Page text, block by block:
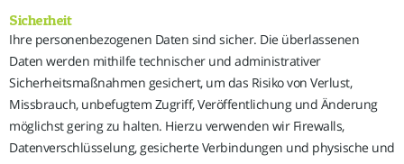
Sicherheit
Ihre personenbezogenen Daten sind sicher. Die überlassenen
Daten werden mithilfe technischer und administrativer
Sicherheitsmaßnahmen gesichert, um das Risiko von Verlust,
Missbrauch, unbefugtem Zugriff, Veröffentlichung und Änderung
möglichst gering zu halten. Hierzu verwenden wir Firewalls,
Datenverschlüsselung, gesicherte Verbindungen und physische und